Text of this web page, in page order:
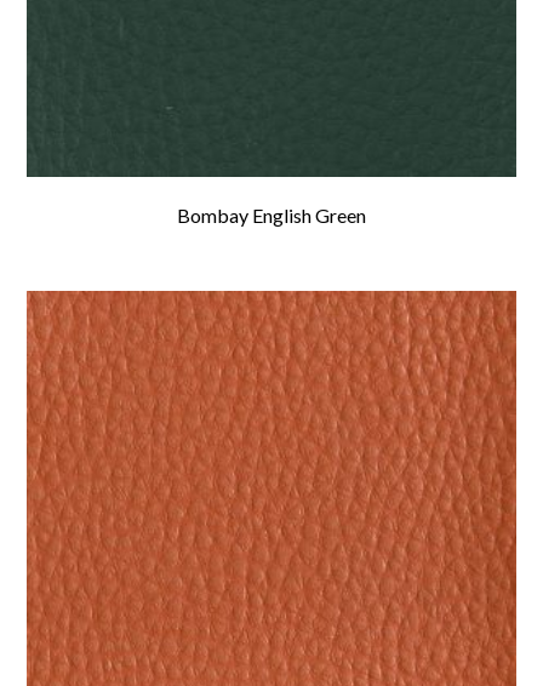
Bombay English Green